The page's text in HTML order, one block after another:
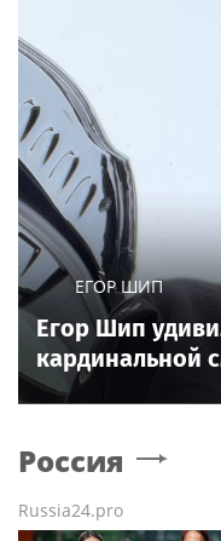
ЕГОР ШИП
Егор Шип
кардинальной
Россия
Russia24.pro